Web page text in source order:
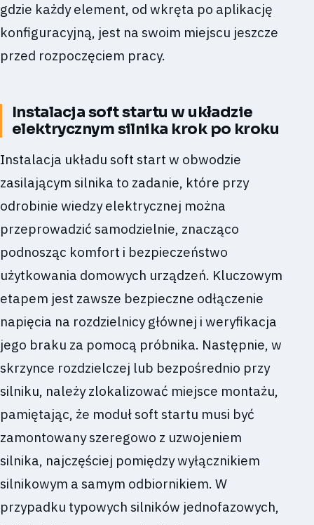
gdzie każdy element, od wkręta po aplikację
konfiguracyjną, jest na swoim miejscu jeszcze
przed rozpoczęciem pracy.
Instalacja soft startu w układzie
elektrycznym silnika krok po kroku
Instalacja układu soft start w obwodzie
zasilającym silnika to zadanie, które przy
odrobinie wiedzy elektrycznej można
przeprowadzić samodzielnie, znacząco
podnosząc komfort i bezpieczeństwo
użytkowania domowych urządzeń. Kluczowym
etapem jest zawsze bezpieczne odłączenie
napięcia na rozdzielnicy głównej i weryfikacja
jego braku za pomocą próbnika. Następnie, w
skrzynce rozdzielczej lub bezpośrednio przy
silniku, należy zlokalizować miejsce montażu,
pamiętając, że moduł soft startu musi być
zamontowany szeregowo z uzwojeniem
silnika, najczęściej pomiędzy wyłącznikiem
silnikowym a samym odbiornikiem. W
przypadku typowych silników jednofazowych,